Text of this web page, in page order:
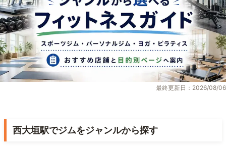
最終更新日：2026/08/06
西大垣駅でジムをジャンルから探す